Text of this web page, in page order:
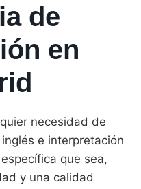
de
en
necesidad de
e interpretación
que sea,
y una calidad